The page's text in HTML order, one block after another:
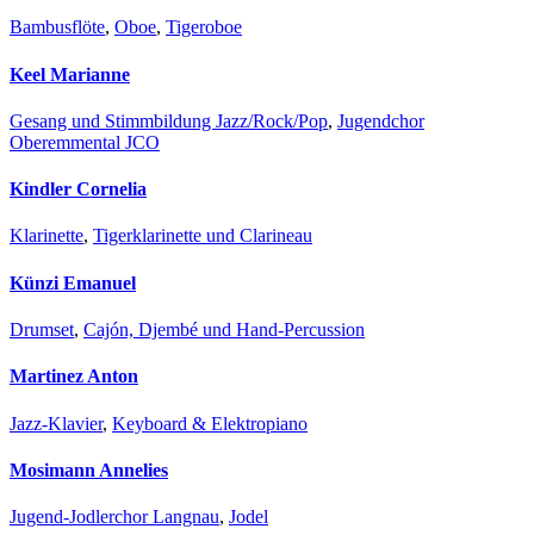
Bambusflöte, Oboe, Tigeroboe
Keel Marianne
Gesang und Stimmbildung Jazz/Rock/Pop, Jugendchor
Oberemmental JCO
Kindler Cornelia
Klarinette, Tigerklarinette und Clarineau
Künzi Emanuel
Drumset, Cajón, Djembé und Hand-Percussion
Martinez Anton
Jazz-Klavier, Keyboard & Elektropiano
Mosimann Annelies
Jugend-Jodlerchor Langnau, Jodel